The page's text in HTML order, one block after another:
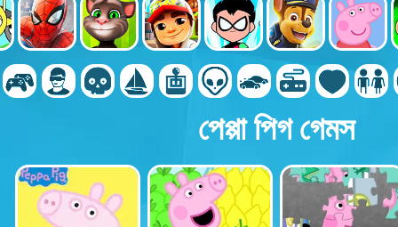
পেপ্পা পিগ গেমস